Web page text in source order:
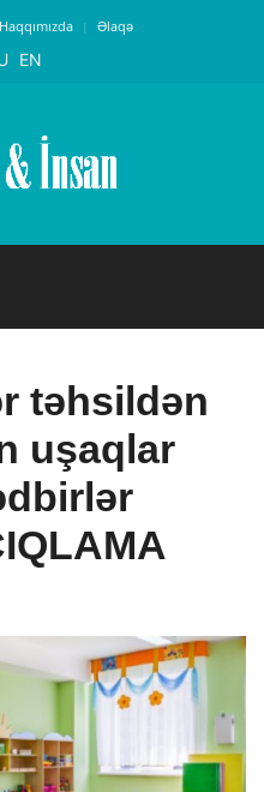
Haqqımızda Əlaqə
EN
təhsildən
uşaqlar